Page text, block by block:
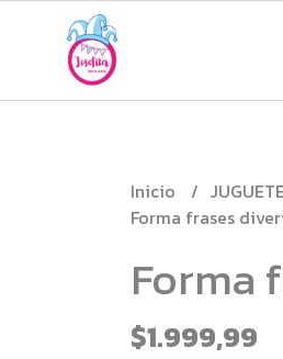
Inicio
Forma frases
Forma
$1.999,99